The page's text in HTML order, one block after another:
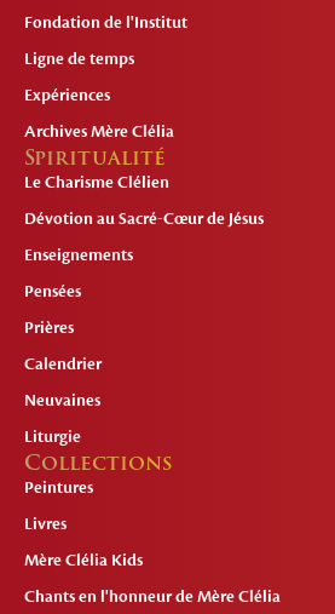
Fondation de l'Institut
Ligne de temps
Expériences
Archives Mère Clélia
Spiritualité
Le Charisme Clélien
Dévotion au Sacré-Cœur de Jésus
Enseignements
Pensées
Prières
Calendrier
Neuvaines
Liturgie
Collections
Peintures
Livres
Mère Clélia Kids
Chants en l'honneur de Mère Clélia